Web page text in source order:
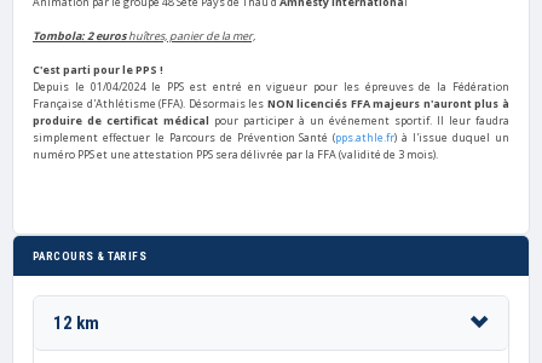
Tombola: 2 euroshuîtres, panier de la mer,
C'est parti pour le PPS !
Depuis le 01/04/2024 le PPS est entré en vigueur pour les épreuves de la Fédération
Française d'Athlétisme (FFA). Désormais les NON licenciés FFA majeurs n'auront plus à
produire de certificat médical pour participer à un événement sportif. Il leur faudra
simplement effectuer le Parcours de Prévention Santé (pps.athle.fr) à l'issue duquel un
numéro PPS et une attestation PPS sera délivrée par la FFA (validité de 3 mois).
PARCOURS & TARIFS
12 km